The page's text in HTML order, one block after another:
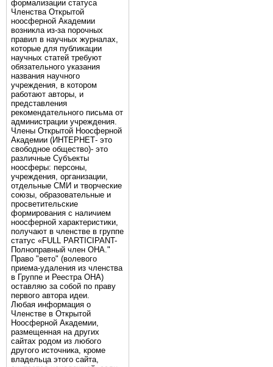
формализации статуса
Членства Открытой
ноосферной Академии
возникла из-за порочных
правил в научных журналах,
которые для публикации
научных статей требуют
обязательного указания
названия научного
учреждения, в котором
работают авторы, и
представления
рекомендательного письма от
администрации учреждения.
Члены Открытой Ноосферной
Академии (ИНТЕРНЕТ- это
свободное общество)- это
различные Субъекты
ноосферы: персоны,
учреждения, организации,
отдельные СМИ и творческие
союзы, образовательные и
просветительские
формирования с наличием
ноосферной характеристики,
получают в членстве в группе
статус «FULL PARTICIPANT-
Полноправный член ОНА."
Право "вето" (волевого
приема-удаления из членства
в Группе и Реестра ОНА)
оставляю за собой по праву
первого автора идеи.
Любая информация о
Членстве в Открытой
Ноосферной Академии,
размещенная на других
сайтах родом из любого
другого источника, кроме
владельца этого сайта,